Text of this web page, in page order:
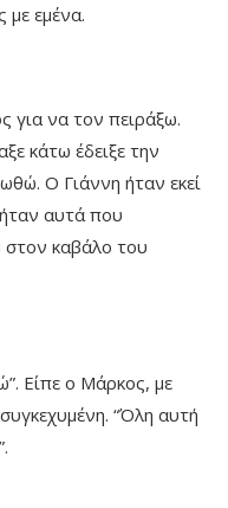
με εμένα.
για να τον πειράξω.
κάτω έδειξε την
Ο Γιάννη ήταν εκεί
αυτά που
καβάλο του
Είπε ο Μάρκος, με
“Όλη αυτή